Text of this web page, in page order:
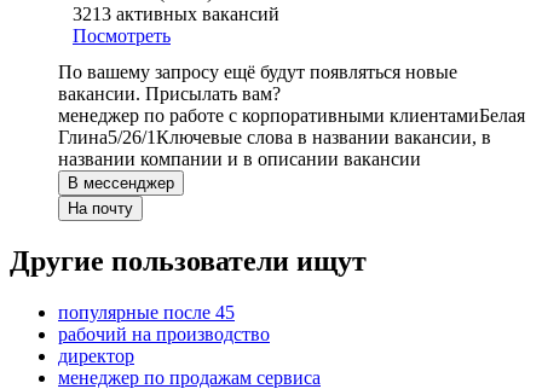
3213 активных вакансий
Посмотреть
По вашему запросу ещё будут появляться новые
вакансии. Присылать вам?
менеджер по работе с корпоративными клиентамиБелая
Глина5/26/1Ключевые слова в названии вакансии, в
названии компании и в описании вакансии
В мессенджер
На почту
Другие пользователи ищут
популярные после 45
рабочий на производство
директор
менеджер по продажам сервиса